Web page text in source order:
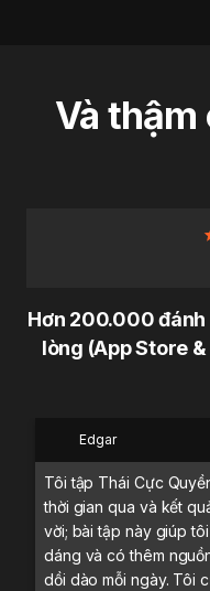
Và thậm
Hơn 200.000
lòng (App Store
Edgar
Tôi tập Thái Cực
thời gian qua và kết
vời; bài tập này giúp
dáng và có thêm
dồi dào mỗi ngày. Tôi